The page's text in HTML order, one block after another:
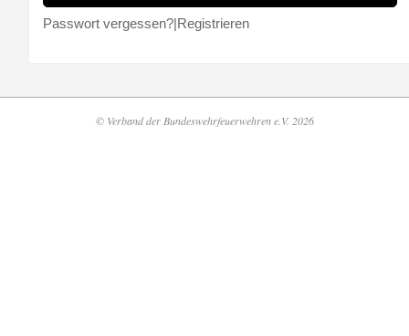
Passwort vergessen?|Registrieren
© Verband der Bundeswehrfeuerwehren e.V. 2026